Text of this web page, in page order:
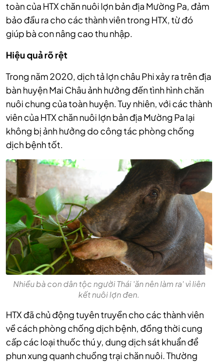
toàn của HTX chăn nuôi lợn bản địa Mường Pa, đảm
bảo đầu ra cho các thành viên trong HTX, từ đó
giúp bà con nâng cao thu nhập.
Hiệu quả rõ rệt
Trong năm 2020, dịch tả lợn châu Phi xảy ra trên địa
bàn huyện Mai Châu ảnh hưởng đến tình hình chăn
nuôi chung của toàn huyện. Tuy nhiên, với các thành
viên của HTX chăn nuôi lợn bản địa Mường Pa lại
không bị ảnh hưởng do công tác phòng chống
dịch bệnh tốt.
Nhiều bà con dân tộc người Thái 'ăn nên làm ra' vì liên
kết nuôi lợn đen.
HTX đã chủ động tuyên truyền cho các thành viên
về cách phòng chống dịch bệnh, đồng thời cung
cấp các loại thuốc thú y, dung dịch sát khuẩn để
phun xung quanh chuồng trại chăn nuôi. Thường